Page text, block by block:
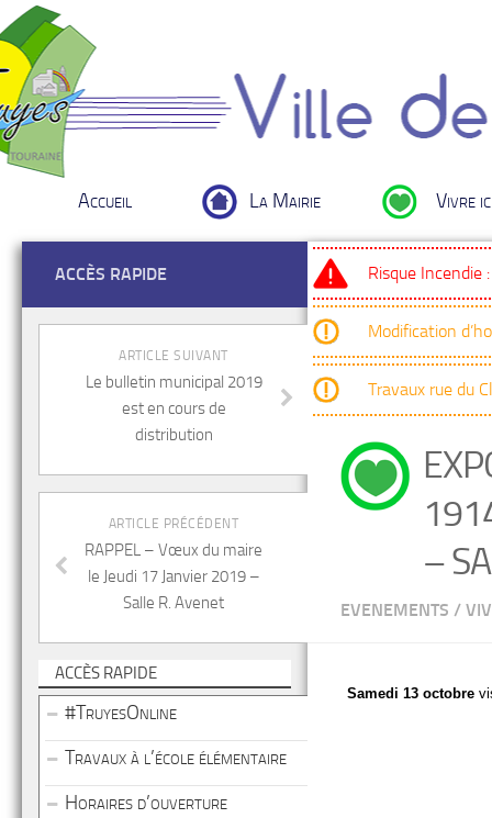
Accueil La Mairie Vivre
Risque Incendie
Modification
Travaux rue du
–
EVENEMENTS /
Samedi 13 octobre
ACCÈS RAPIDE
ARTICLE SUIVANT
Le bulletin municipal 2019
est en cours de
distribution
ARTICLE PRÉCÉDENT
RAPPEL – Vœux du maire
le Jeudi 17 Janvier 2019 –
Salle R. Avenet
ACCÈS RAPIDE
#TruyesOnline
Travaux à l’école élémentaire
Horaires d’ouverture